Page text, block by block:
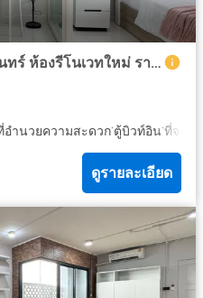
ขายคอนโด อิลีเม้นท์ ศรีนครินทร์ ห้องรีโนเวทใหม่ ราคาดีสุดในโครงการ สวยจริง ภาพจริง พร้อมเข้าอยู่
อำนวยความสะดวก·ตู้บิวท์อิน·ที่จอด
ดูรายละเอียด